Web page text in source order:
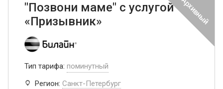
"Позвони маме" с услугой
«Призывник»
Тип тарифа: поминутный
Регион: Санкт-Петербург